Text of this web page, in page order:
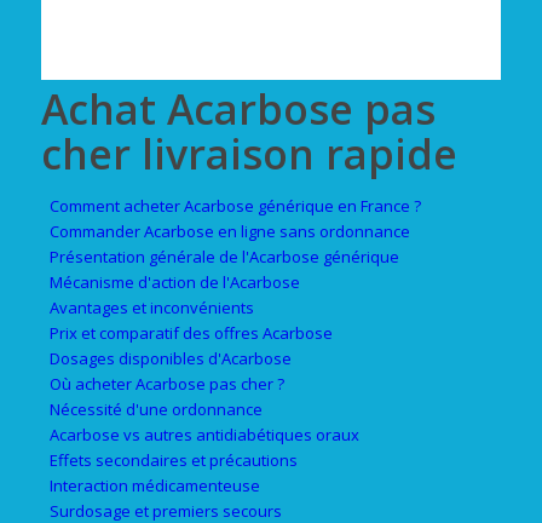
Achat Acarbose pas
cher livraison rapide
Comment acheter Acarbose générique en France ?
Commander Acarbose en ligne sans ordonnance
Présentation générale de l'Acarbose générique
Mécanisme d'action de l'Acarbose
Avantages et inconvénients
Prix et comparatif des offres Acarbose
Dosages disponibles d'Acarbose
Où acheter Acarbose pas cher ?
Nécessité d'une ordonnance
Acarbose vs autres antidiabétiques oraux
Effets secondaires et précautions
Interaction médicamenteuse
Surdosage et premiers secours